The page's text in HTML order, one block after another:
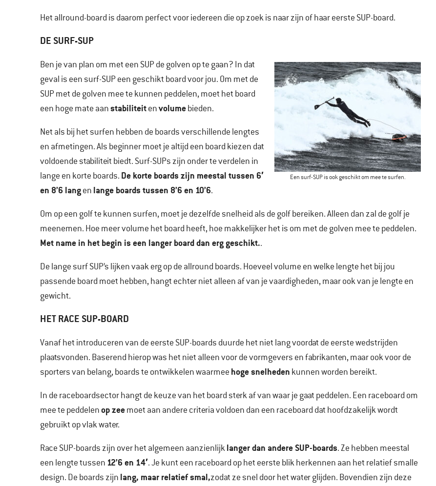
Het allround-board is daarom perfect voor iedereen die op zoek is naar zijn of haar eerste SUP-board.
DE SURF-SUP
Een surf-SUP is ook geschikt om mee te surfen.
Ben je van plan om met een SUP de golven op te gaan? In dat
geval is een surf-SUP een geschikt board voor jou. Om met de
SUP met de golven mee te kunnen peddelen, moet het board
een hoge mate aanstabiliteitenvolumebieden.
Net als bij het surfen hebben de boards verschillende lengtes
en afmetingen. Als beginner moet je altijd een board kiezen dat
voldoende stabiliteit biedt. Surf-SUPs zijn onder te verdelen in
lange en korte boards. De korte boards zijn meestal tussen 6′
en 8’6 langen lange boards tussen 8’6 en 10’6.
Om op een golf te kunnen surfen, moet je dezelfde snelheid als de golf bereiken. Alleen dan zal de golf je
meenemen. Hoe meer volume het board heeft, hoe makkelijker het is om met de golven mee te peddelen.
Met name in het begin is een langer board dan erg geschikt..
De lange surf SUP’s lijken vaak erg op de allround boards. Hoeveel volume en welke lengte het bij jou
passende board moet hebben, hangt echter niet alleen af van je vaardigheden, maar ook van je lengte en
gewicht.
HET RACE SUP-BOARD
Vanaf het introduceren van de eerste SUP-boards duurde het niet lang voordat de eerste wedstrijden
plaatsvonden. Baserend hierop was het niet alleen voor de vormgevers en fabrikanten, maar ook voor de
sporters van belang, boards te ontwikkelen waarmee hoge snelheden kunnen worden bereikt.
In de raceboardsector hangt de keuze van het board sterk af van waar je gaat peddelen. Een raceboard om
mee te peddelenop zeemoet aan andere criteria voldoen dan een raceboard dat hoofdzakelijk wordt
gebruikt op vlak water.
Race SUP-boards zijn over het algemeen aanzienlijklanger dan andere SUP-boards. Ze hebben meestal
een lengte tussen 12’6 en 14′. Je kunt een raceboard op het eerste blik herkennen aan het relatief smalle
design. De boards zijn lang, maar relatief smal,zodat ze snel door het water glijden. Bovendien zijn deze